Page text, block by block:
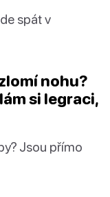
spát v
nohu?
si legraci,
Jsou přímo